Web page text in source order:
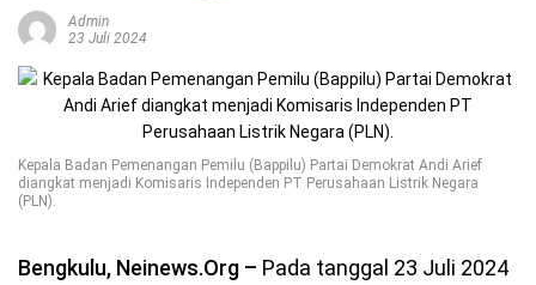
Admin
23 Juli 2024
Kepala Badan Pemenangan Pemilu (Bappilu) Partai Demokrat Andi Arief
diangkat menjadi Komisaris Independen PT Perusahaan Listrik Negara
(PLN).
Bengkulu, Neinews.Org – Pada tanggal 23 Juli 2024